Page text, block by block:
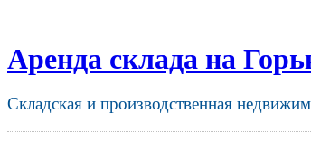
Аренда склада на
Складская и производственная